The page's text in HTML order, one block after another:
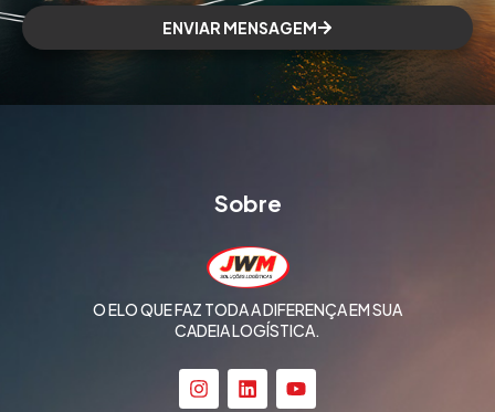
ENVIAR MENSAGEM
Sobre
O ELO QUE FAZ TODA A DIFERENÇA EM SUA
CADEIA LOGÍSTICA.